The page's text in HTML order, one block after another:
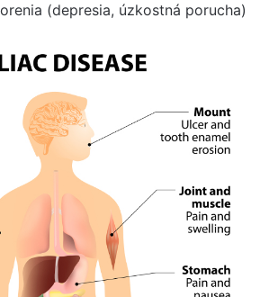
(depresia, úzkostná porucha)